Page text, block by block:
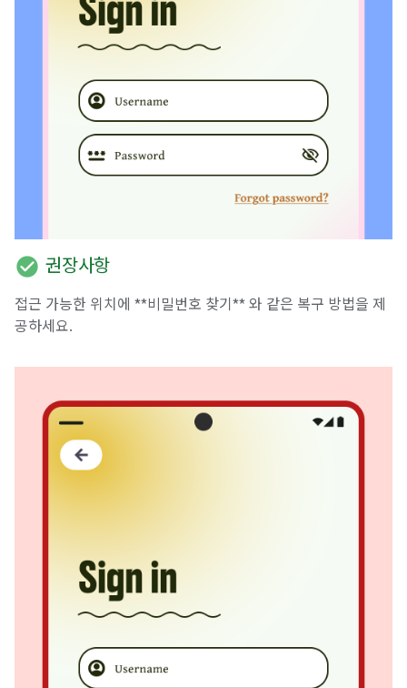
check_circle 권장사항
접근 가능한 위치에 **비밀번호 찾기** 와 같은 복구 방법을 제
공하세요.